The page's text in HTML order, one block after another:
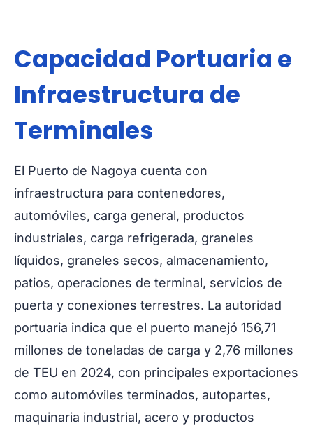
Capacidad Portuaria e
Infraestructura de
Terminales
El Puerto de Nagoya cuenta con
infraestructura para contenedores,
automóviles, carga general, productos
industriales, carga refrigerada, graneles
líquidos, graneles secos, almacenamiento,
patios, operaciones de terminal, servicios de
puerta y conexiones terrestres. La autoridad
portuaria indica que el puerto manejó 156,71
millones de toneladas de carga y 2,76 millones
de TEU en 2024, con principales exportaciones
como automóviles terminados, autopartes,
maquinaria industrial, acero y productos